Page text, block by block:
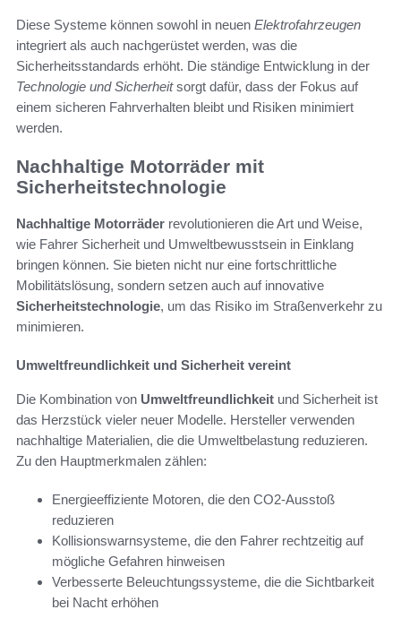
Diese Systeme können sowohl in neuen Elektrofahrzeugen
integriert als auch nachgerüstet werden, was die
Sicherheitsstandards erhöht. Die ständige Entwicklung in der
Technologie und Sicherheitsorgt dafür, dass der Fokus auf
einem sicheren Fahrverhalten bleibt und Risiken minimiert
werden.
Nachhaltige Motorräder mit
Sicherheitstechnologie
Nachhaltige Motorräder revolutionieren die Art und Weise,
wie Fahrer Sicherheit und Umweltbewusstsein in Einklang
bringen können. Sie bieten nicht nur eine fortschrittliche
Mobilitätslösung, sondern setzen auch auf innovative
Sicherheitstechnologie, um das Risiko im Straßenverkehr zu
minimieren.
Umweltfreundlichkeit und Sicherheit vereint
Die Kombination von Umweltfreundlichkeit und Sicherheit ist
das Herzstück vieler neuer Modelle. Hersteller verwenden
nachhaltige Materialien, die die Umweltbelastung reduzieren.
Zu den Hauptmerkmalen zählen:
Energieeffiziente Motoren, die den CO2-Ausstoß
reduzieren
Kollisionswarnsysteme, die den Fahrer rechtzeitig auf
mögliche Gefahren hinweisen
Verbesserte Beleuchtungssysteme, die die Sichtbarkeit
bei Nacht erhöhen